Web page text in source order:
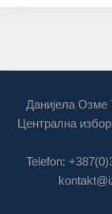
Данијела Озме
Централна
Telefon: